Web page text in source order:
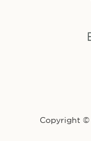
Copyright ©